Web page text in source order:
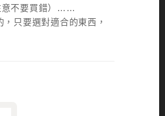
意不要買錯）……
只要選對適合的東西，